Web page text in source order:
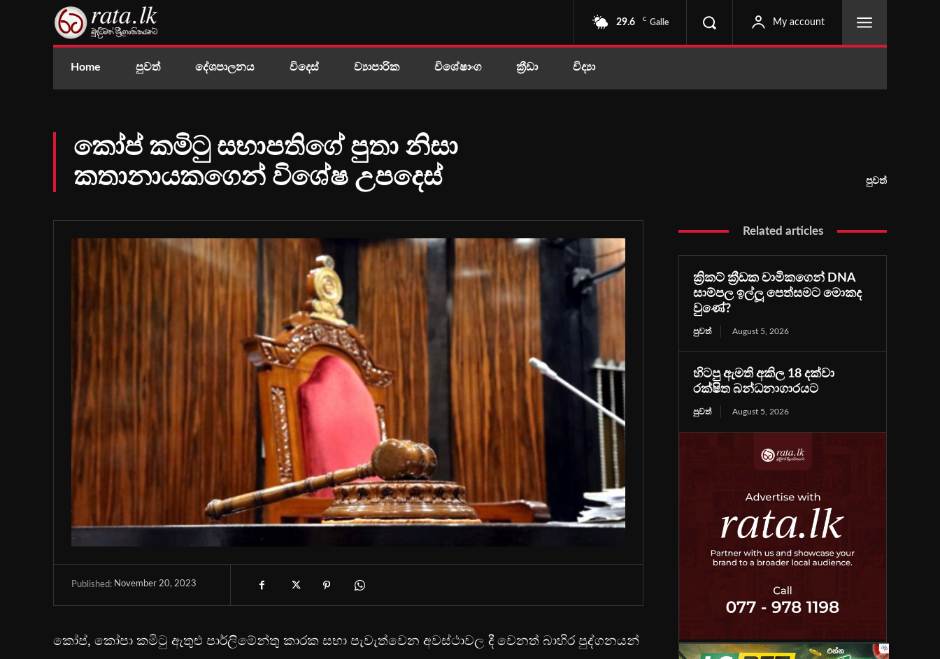
29.6 C Galle My account
Home පුවත් දේශපාලනය විදෙස් ව්‍යාපාරික විශේෂාංග ක්‍රීඩා විද්‍යා
කෝප් කමිටු සභාපතිගේ පුතා නිසා
කතානායකගෙන් විශේෂ උපදෙස්
පුවත්
Published: November 20, 2023
කෝප්, කෝපා කමිටු ඇතුළු පාර්ලිමේන්තු කාරක සභා පැවැත්වෙන අවස්ථාවල දී වෙනත් බාහිර පුද්ගනයන්
Related articles
ක්‍රිකට් ක්‍රීඩක චාමිකගෙන් DNA
සාම්පල ඉල්ලූ පෙත්සමට මොකද
වුණේ?
පුවත් August 5, 2026
හිටපු ඇමති අකිල 18 දක්වා
රක්ෂිත බන්ධනාගාරයට
පුවත් August 5, 2026